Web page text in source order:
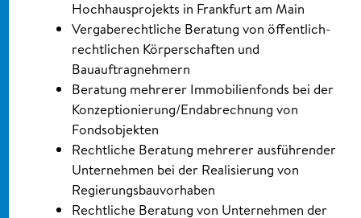
Hochhausprojekts in Frankfurt am Main
Vergaberechtliche Beratung von öffentlich-
rechtlichen Körperschaften und
Bauauftragnehmern
Beratung mehrerer Immobilienfonds bei der
Konzeptionierung/Endabrechnung von
Fondsobjekten
Rechtliche Beratung mehrerer ausführender
Unternehmen bei der Realisierung von
Regierungsbauvorhaben
Rechtliche Beratung von Unternehmen der